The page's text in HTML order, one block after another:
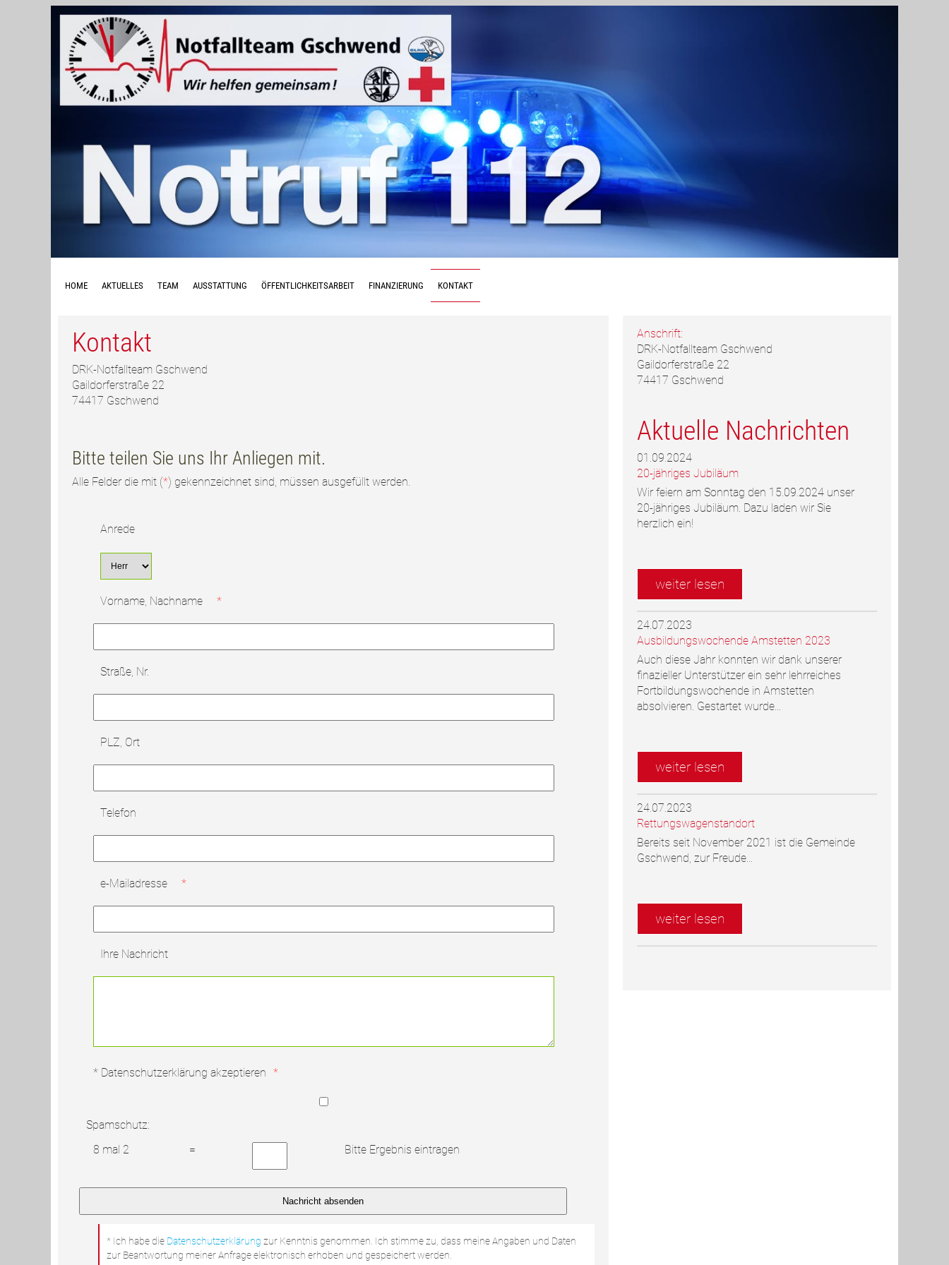
HOME AKTUELLES TEAM AUSSTATTUNG ÖFFENTLICHKEITSARBEIT FINANZIERUNG KONTAKT
Kontakt
DRK-Notfallteam Gschwend
Gaildorferstraße 22
74417 Gschwend
Bitte teilen Sie uns Ihr Anliegen mit.
Alle Felder die mit (*) gekennzeichnet sind, müssen ausgefüllt werden.
Anrede
Vorname, Nachname *
Straße, Nr.
PLZ, Ort
Telefon
e-Mailadresse *
Ihre Nachricht
* Datenschutzerklärung akzeptieren *
Spamschutz:
8 mal 2
= Bitte Ergebnis eintragen
* Ich habe die Datenschutzerklärung zur Kenntnis genommen. Ich stimme zu, dass meine Angaben und Daten
zur Beantwortung meiner Anfrage elektronisch erhoben und gespeichert werden.
Anschrift:
DRK-Notfallteam Gschwend
Gaildorferstraße 22
74417 Gschwend
Aktuelle Nachrichten
01.09.2024
20-jähriges Jubiläum
Wir feiern am Sonntag den 15.09.2024 unser
20-jähriges Jubiläum. Dazu laden wir Sie
herzlich ein!
weiter lesen
24.07.2023
Ausbildungswochende Amstetten 2023
Auch diese Jahr konnten wir dank unserer
finazieller Unterstützer ein sehr lehrreiches
Fortbildungswochende in Amstetten
absolvieren. Gestartet wurde...
weiter lesen
24.07.2023
Rettungswagenstandort
Bereits seit November 2021 ist die Gemeinde
Gschwend, zur Freude...
weiter lesen